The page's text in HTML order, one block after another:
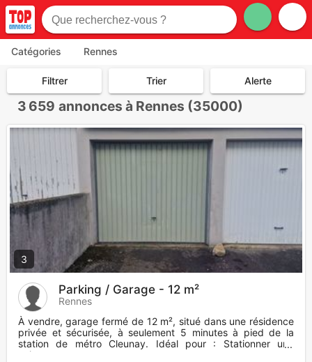
Catégories Rennes
Filtrer Trier Alerte
3 659 annonces à Rennes (35000)
3
Parking / Garage - 12 m²
Rennes
À vendre, garage fermé de 12 m², situé dans une résidence
privée et sécurisée, à seulement 5 minutes à pied de la
station de métro Cleunay. Idéal pour : Stationner une
voiture.